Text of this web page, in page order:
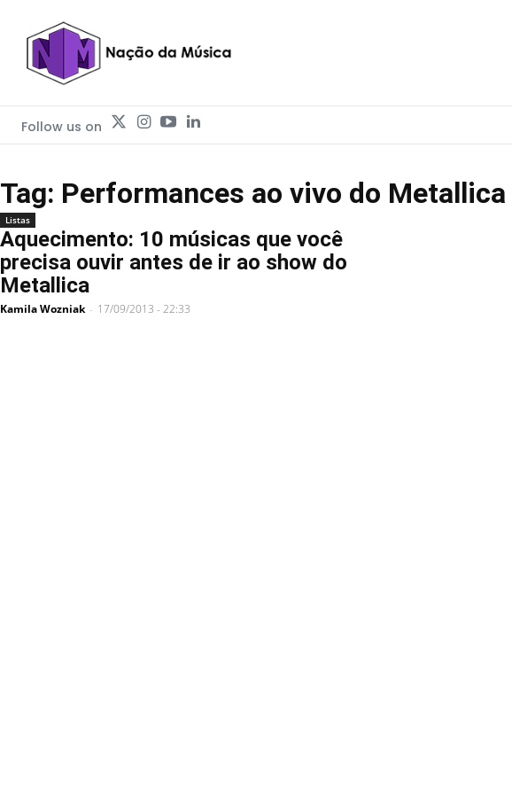
Follow us on
Tag: Performances ao vivo do Metallica
Listas
Aquecimento: 10 músicas que você
precisa ouvir antes de ir ao show do
Metallica
Kamila Wozniak - 17/09/2013 - 22:33